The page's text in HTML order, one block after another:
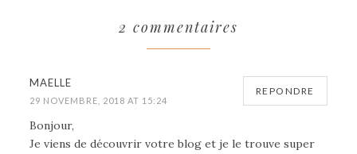
2 commentaires
REPONDRE
MAELLE
29 NOVEMBRE, 2018 AT 15:24
Bonjour,
Je viens de découvrir votre blog et je le trouve super